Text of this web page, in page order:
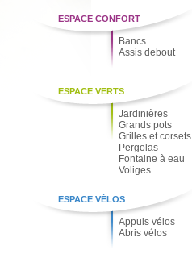
ESPACE CONFORT
Bancs
Assis debout
ESPACE VERTS
Jardinières
Grands pots
Grilles et corsets
Pergolas
Fontaine à eau
Voliges
ESPACE VÉLOS
Appuis vélos
Abris vélos